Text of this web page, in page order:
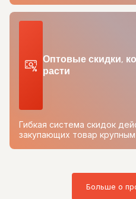
Оптовые скидки,
расти
Гибкая система скидок
закупающих товар
Больше о